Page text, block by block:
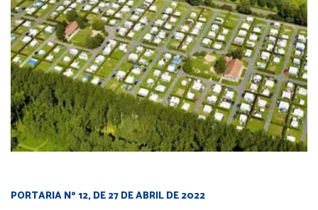
PORTARIA Nº 12, DE 27 DE ABRIL DE 2022